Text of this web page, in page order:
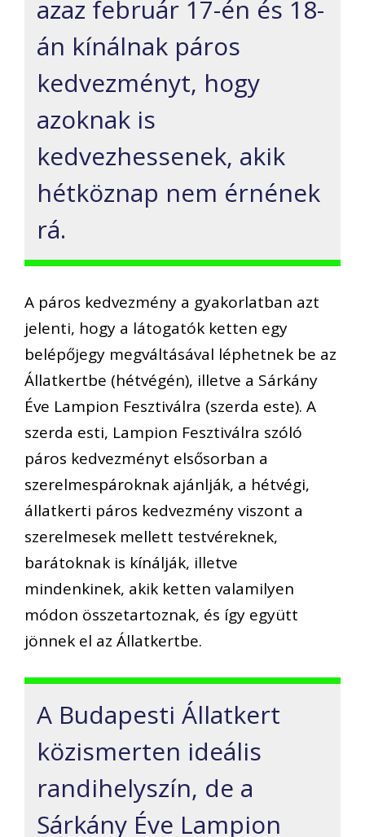
azaz február 17-én és 18-
án kínálnak páros
kedvezményt, hogy
azoknak is
kedvezhessenek, akik
hétköznap nem érnének
rá.
A páros kedvezmény a gyakorlatban azt
jelenti, hogy a látogatók ketten egy
belépőjegy megváltásával léphetnek be az
Állatkertbe (hétvégén), illetve a Sárkány
Éve Lampion Fesztiválra (szerda este). A
szerda esti, Lampion Fesztiválra szóló
páros kedvezményt elsősorban a
szerelmespároknak ajánlják, a hétvégi,
állatkerti páros kedvezmény viszont a
szerelmesek mellett testvéreknek,
barátoknak is kínálják, illetve
mindenkinek, akik ketten valamilyen
módon összetartoznak, és így együtt
jönnek el az Állatkertbe.
A Budapesti Állatkert
közismerten ideális
randihelyszín, de a
Sárkány Éve Lampion